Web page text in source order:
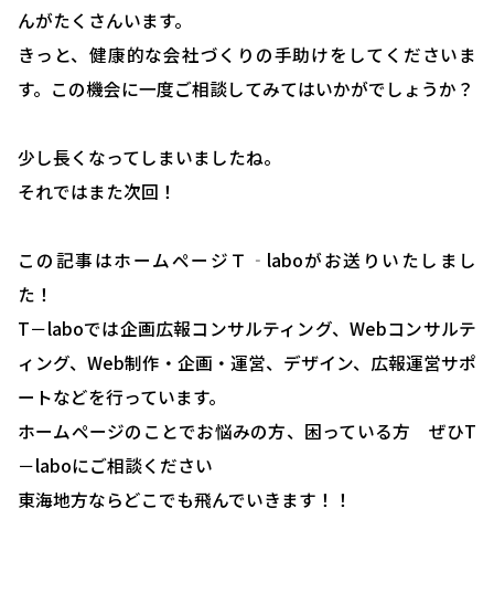
んがたくさんいます。
きっと、健康的な会社づくりの手助けをしてくださいま
す。この機会に一度ご相談してみてはいかがでしょうか？
少し長くなってしまいましたね。
それではまた次回！
この記事はホームページＴ‐laboがお送りいたしまし
た！
T－laboでは企画広報コンサルティング、Webコンサルテ
ィング、Web制作・企画・運営、デザイン、広報運営サポ
ートなどを行っています。
ホームページのことでお悩みの方、困っている方 ぜひT
－laboにご相談ください
東海地方ならどこでも飛んでいきます！！